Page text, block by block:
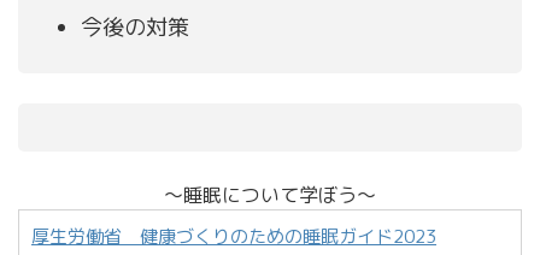
今後の対策
〜睡眠について学ぼう〜
厚生労働省 健康づくりのための睡眠ガイド2023